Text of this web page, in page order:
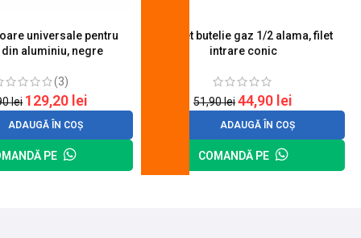
universale pentru
aluminiu, negre
(3)
lei 129,20 lei
ADAUGĂ ÎN COȘ
PE
Robinet butelie gaz 1/2 alama, filet
intrare conic
51,90lei44,90 lei
ADAUGĂ ÎN COȘ
COMANDĂ PE